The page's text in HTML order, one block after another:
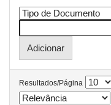
Resultados/Página